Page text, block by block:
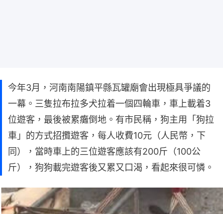
今年3月，河南南陽鎮平縣瓦罐廟會出現極具爭議的
一幕。三隻拉布拉多犬拉着一個四輪車，車上載着3
位遊客，最後被累癱倒地。有市民稱，狗主用「狗拉
車」的方式招攬遊客，每人收費10元（人民幣，下
同），當時車上的三位遊客應該有200斤（100公
斤），狗狗載完遊客後又累又口渴，看起來很可憐。